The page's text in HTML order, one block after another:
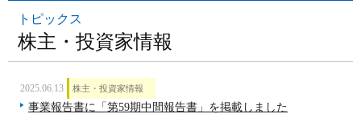
トピックス
株主・投資家情報
2025.06.13 株主・投資家情報
事業報告書に「第59期中間報告書」を掲載しました